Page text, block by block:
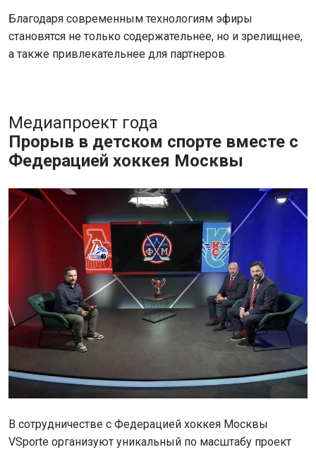
Благодаря современным технологиям эфиры
становятся не только содержательнее, но и зрелищнее,
а также привлекательнее для партнеров.
Медиапроект года
Прорыв в детском спорте вместе с
Федерацией хоккея Москвы
В сотрудничестве с Федерацией хоккея Москвы
VSporte организуют уникальный по масштабу проект